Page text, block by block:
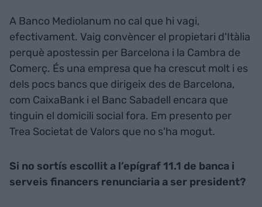
A Banco Mediolanum no cal que hi vagi,
efectivament. Vaig convèncer el propietari d'Itàlia
perquè apostessin per Barcelona i la Cambra de
Comerç. És una empresa que ha crescut molt i es
dels pocs bancs que dirigeix des de Barcelona,
com CaixaBank i el Banc Sabadell encara que
tinguin el domicili social fora. Em presento per
Trea Societat de Valors que no s'ha mogut.
Si no sortís escollit a l’epígraf 11.1 de banca i
serveis financers renunciaria a ser president?